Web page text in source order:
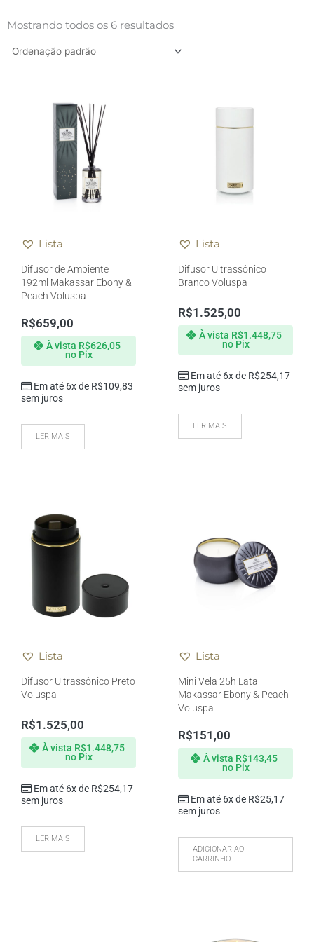
Mostrando todos os 6 resultados
Lista
Difusor de Ambiente
192ml Makassar Ebony &
Peach Voluspa
R$659,00
Em até 6x de R$109,83
sem juros
À vista R$626,05
no Pix
LER MAIS
Lista
Difusor Ultrassônico
Branco Voluspa
R$1.525,00
Em até 6x de R$254,17
sem juros
À vista R$1.448,75
no Pix
LER MAIS
Lista
Difusor Ultrassônico Preto
Voluspa
R$1.525,00
Em até 6x de R$254,17
sem juros
À vista R$1.448,75
no Pix
LER MAIS
Lista
Mini Vela 25h Lata
Makassar Ebony & Peach
Voluspa
R$151,00
Em até 6x de R$25,17
sem juros
À vista R$143,45
no Pix
ADICIONAR AO
CARRINHO